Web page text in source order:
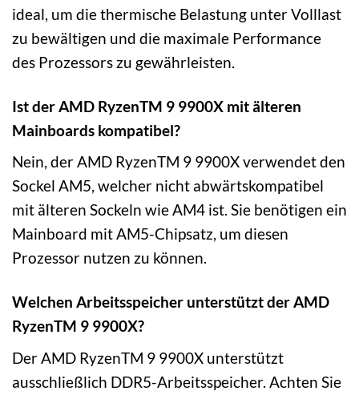
ideal, um die thermische Belastung unter Volllast
zu bewältigen und die maximale Performance
des Prozessors zu gewährleisten.
Ist der AMD RyzenTM 9 9900X mit älteren
Mainboards kompatibel?
Nein, der AMD RyzenTM 9 9900X verwendet den
Sockel AM5, welcher nicht abwärtskompatibel
mit älteren Sockeln wie AM4 ist. Sie benötigen ein
Mainboard mit AM5-Chipsatz, um diesen
Prozessor nutzen zu können.
Welchen Arbeitsspeicher unterstützt der AMD
RyzenTM 9 9900X?
Der AMD RyzenTM 9 9900X unterstützt
ausschließlich DDR5-Arbeitsspeicher. Achten Sie